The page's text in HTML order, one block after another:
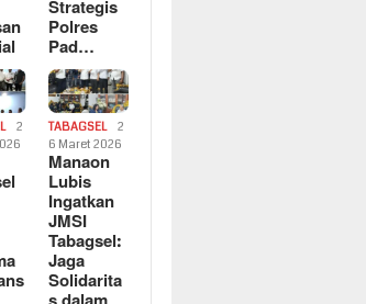
Strategis
Polres
Pad…
2
TABAGSEL
2
6 Maret 2026
Manaon
Lubis
Ingatkan
JMSI
Tabagsel:
Jaga
Solidarita